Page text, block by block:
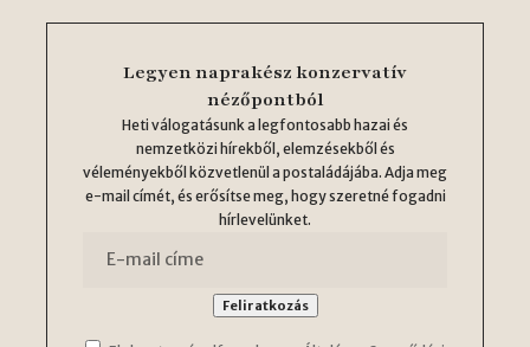
Legyen naprakész konzervatív
nézőpontból
Heti válogatásunk a legfontosabb hazai és
nemzetközi hírekből, elemzésekből és
véleményekből közvetlenül a postaládájába. Adja meg
e-mail címét, és erősítse meg, hogy szeretné fogadni
hírlevelünket.